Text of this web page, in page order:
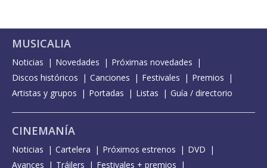
MUSICALIA
Noticias Novedades
Próximas novedades
Discos históricos
Canciones Festivales
Premios
Artistas y grupos
Portadas Listas Guía / directorio
CINEMANÍA
Noticias Cartelera Próximos estrenos
DVD
Avances
Tráilers
Festivales + premios